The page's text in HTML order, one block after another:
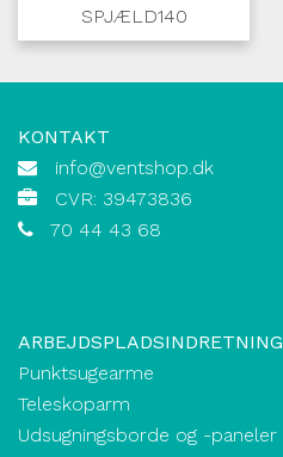
SPJÆLD140
KONTAKT
info@ventshop.dk
CVR: 39473836
70 44 43 68
ARBEJDSPLADSINDRETNING
Punktsugearme
Teleskoparm
Udsugningsborde og -paneler